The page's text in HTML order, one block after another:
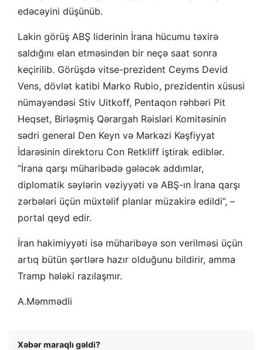
edəcəyini düşünüb.
Lakin görüş ABŞ liderinin İrana hücumu təxirə
saldığını elan etməsindən bir neçə saat sonra
keçirilib. Görüşdə vitse-prezident Ceyms Devid
Vens, dövlət katibi Marko Rubio, prezidentin xüsusi
nümayəndəsi Stiv Uitkoff, Pentaqon rəhbəri Pit
Heqset, Birləşmiş Qərargah Rəisləri Komitəsinin
sədri general Den Keyn və Mərkəzi Kəşfiyyat
İdarəsinin direktoru Con Retkliff iştirak ediblər.
“İrana qarşı müharibədə gələcək addımlar,
diplomatik səylərin vəziyyəti və ABŞ-ın İrana qarşı
zərbələri üçün müxtəlif planlar müzakirə edildi”, –
portal qeyd edir.
İran hakimiyyəti isə müharibəyə son verilməsi üçün
artıq bütün şərtlərə hazır olduğunu bildirir, amma
Tramp hələki razılaşmır.
A.Məmmədli
Xəbər maraqlı gəldi?